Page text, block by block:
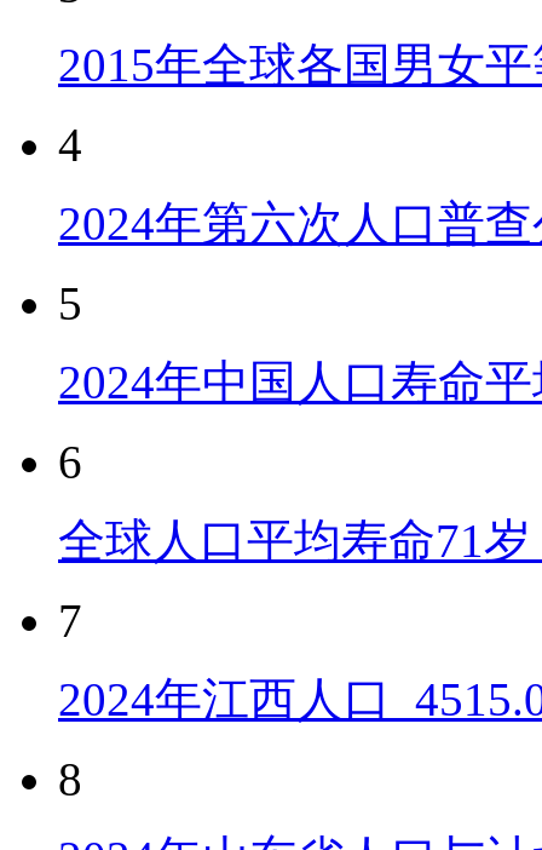
2015年全球各国男女
4
2024年第六次人口普
5
2024年中国人口寿命
6
全球人口平均寿命71
7
2024年江西人口
8